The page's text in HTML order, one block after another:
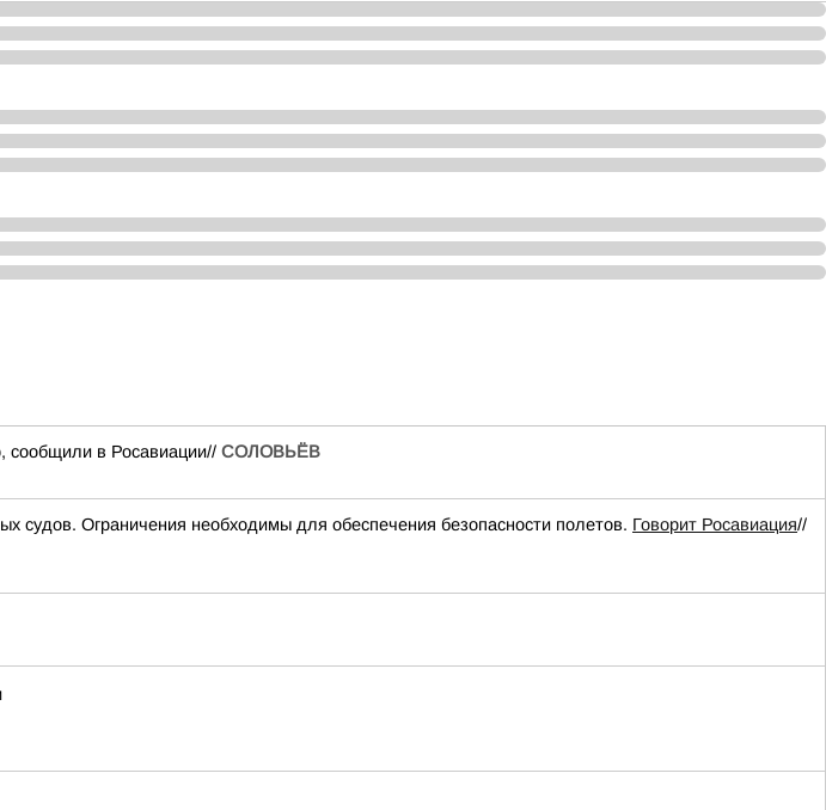
сообщили в Росавиации// СОЛОВЬЁВ
Ограничения необходимы для обеспечения безопасности полетов. Говорит Росавиация//